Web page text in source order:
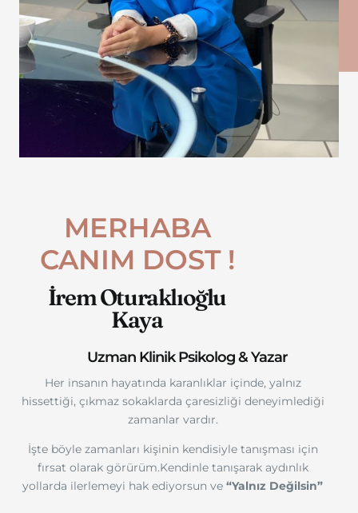
MERHABA
CANIM DOST !
İrem Oturaklıoğlu
Kaya
Uzman Klinik Psikolog & Yazar
Her insanın hayatında karanlıklar içinde, yalnız
hissettiği, çıkmaz sokaklarda çaresizliği deneyimlediği
zamanlar vardır.
İşte böyle zamanları kişinin kendisiyle tanışması için
fırsat olarak görürüm.Kendinle tanışarak aydınlık
yollarda ilerlemeyi hak ediyorsun ve “Yalnız Değilsin”